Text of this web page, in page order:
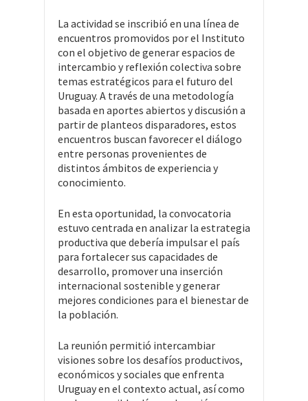
La actividad se inscribió en una línea de
encuentros promovidos por el Instituto
con el objetivo de generar espacios de
intercambio y reflexión colectiva sobre
temas estratégicos para el futuro del
Uruguay. A través de una metodología
basada en aportes abiertos y discusión a
partir de planteos disparadores, estos
encuentros buscan favorecer el diálogo
entre personas provenientes de
distintos ámbitos de experiencia y
conocimiento.
En esta oportunidad, la convocatoria
estuvo centrada en analizar la estrategia
productiva que debería impulsar el país
para fortalecer sus capacidades de
desarrollo, promover una inserción
internacional sostenible y generar
mejores condiciones para el bienestar de
la población.
La reunión permitió intercambiar
visiones sobre los desafíos productivos,
económicos y sociales que enfrenta
Uruguay en el contexto actual, así como